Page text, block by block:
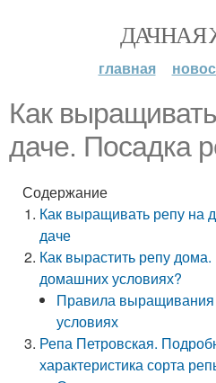
ДАЧНАЯ
главная
Как
даче. Посадка
Содержание
Как выращивать репу на
даче
Как вырастить репу
домашних условиях?
Правила
условиях
Репа Петровская.
характеристика сорта